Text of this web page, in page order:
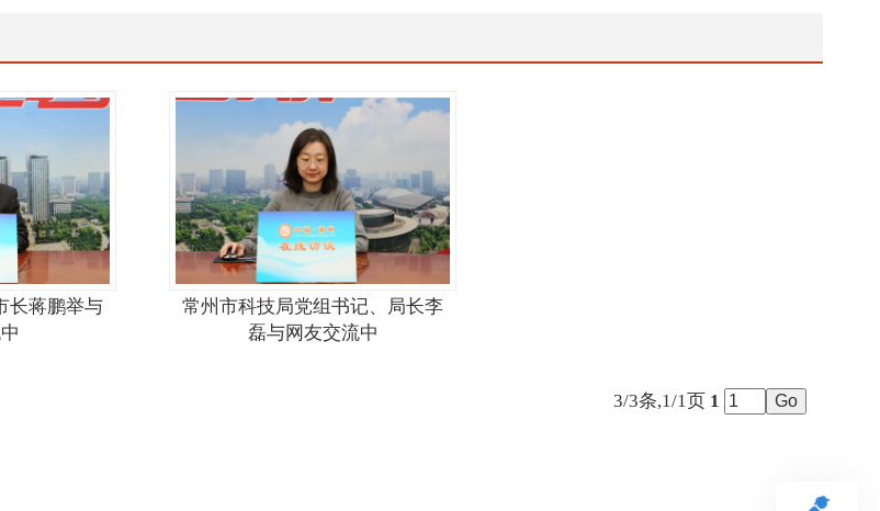
长蒋鹏举与
常州市科技局党组书记、局长李
磊与网友交流中
3/3条,1/1页 1